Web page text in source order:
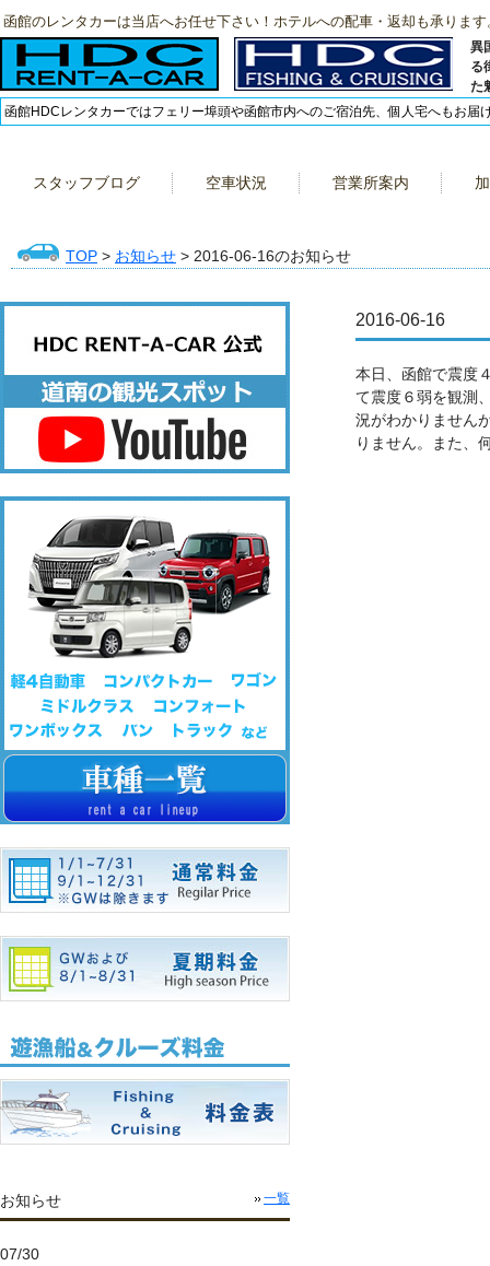
函館のレンタカーは当店へお任せ下さい！ホテルへの配車・返却も承ります
異
る
た
函館HDCレンタカーではフェリー埠頭や函館市内へのご宿泊先、個人宅へもお届
スタッフブログ 空車状況 営業所案内
TOP > お知らせ > 2016-06-16のお知らせ
2016-06-16
本日、函館で震度
て震度６弱を観測
況がわかりません
りません。また、
お知らせ 一覧
07/30